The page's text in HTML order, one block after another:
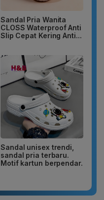
Sandal Pria Wanita
CLOSS Waterproof Anti
Slip Cepat Kering Anti...
Sandal unisex trendi,
sandal pria terbaru.
Motif kartun berpendar.